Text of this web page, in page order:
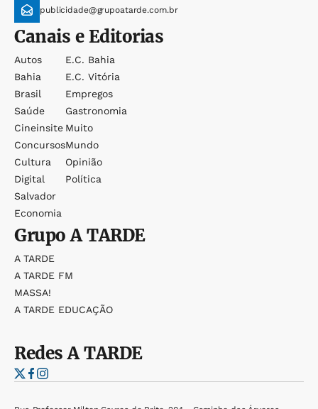
publicidade@grupoatarde.com.br
Canais e Editorias
Autos
Bahia
Brasil
Saúde
Cineinsite
Concursos
Cultura
Digital
Salvador
Economia
E.c. Bahia
E.c. Vitória
Empregos
Gastronomia
Muito
Mundo
Opinião
Política
GrupoA TARDE
A TARDE
A TARDE FM
MASSA!
A TARDE EDUCAÇÃO
RedesA TARDE